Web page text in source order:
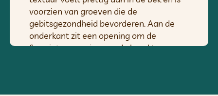
voorzien van groeven die de
gebitsgezondheid bevorderen. Aan de
onderkant zit een opening om de
favoriete snoepjes van de hond te